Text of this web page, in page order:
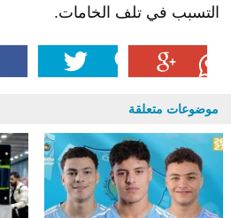
التسبب في تلف الخامات.
موضوعات متعلقة